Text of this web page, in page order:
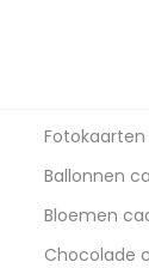
Fotokaarten
Ballonnen
Bloemen
Chocolade